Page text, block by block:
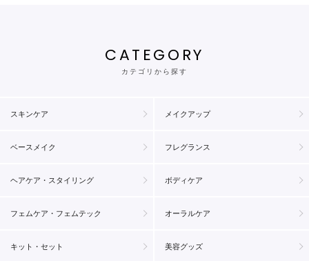
CATEGORY
カテゴリから探す
スキンケア メイクアップ
ベースメイク フレグランス
ヘアケア・スタイリング ボディケア
フェムケア・フェムテック オーラルケア
キット・セット 美容グッズ